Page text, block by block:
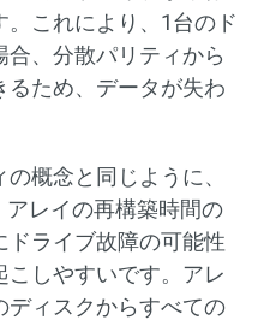
これにより、1台のド
、分散パリティから
ため、データが失わ
概念と同じように、
アレイの再構築時間の
ライブ故障の可能性
しやすいです。アレ
ディスクからすべての